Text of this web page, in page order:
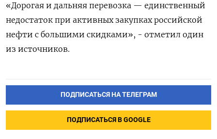
«Дорогая и дальняя перевозка — единственный
недостаток при активных закупках российской
нефти с большими скидками», - отметил один
из источников.
ПОДПИСАТЬСЯ НА ТЕЛЕГРАМ
ПОДПИСАТЬСЯ В GOOGLE